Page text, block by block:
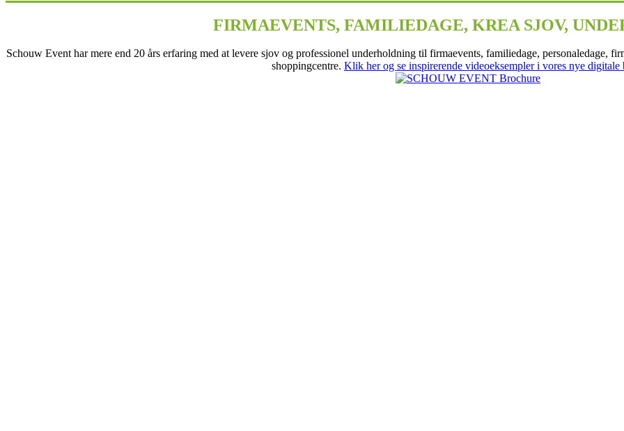
FIRMAEVENTS, FAMILIEDAGE, KREA SJOV,
Schouw Event har mere end 20 års erfaring med at levere sjov og professionel underholdning til firmaevents, familiedage, personaledage,
shoppingcentre. Klik her og se inspirerende videoeksempler i vores nye digitale